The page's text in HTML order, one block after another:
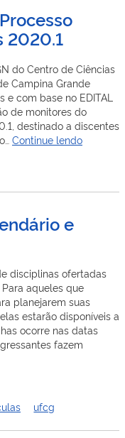
2020.1
do Centro de Ciências
Campina Grande
e com base no EDITAL
de monitores do
destinado a discentes
Continue lendoEdital
Processo
e
disciplinas ofertadas
aqueles que
planejarem suas
estarão disponíveis a
ocorre nas datas
fazem
ufcg